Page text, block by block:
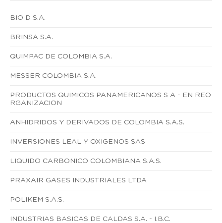
BIO D S.A.
BRINSA S.A.
QUIMPAC DE COLOMBIA S.A.
MESSER COLOMBIA S.A.
PRODUCTOS QUIMICOS PANAMERICANOS S A - EN REO
RGANIZACION
ANHIDRIDOS Y DERIVADOS DE COLOMBIA S.A.S.
INVERSIONES LEAL Y OXIGENOS SAS
LIQUIDO CARBONICO COLOMBIANA S.A.S.
PRAXAIR GASES INDUSTRIALES LTDA
POLIKEM S.A.S.
INDUSTRIAS BASICAS DE CALDAS S.A. - I.B.C.